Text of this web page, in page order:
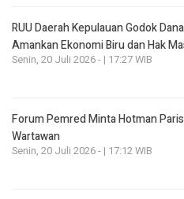
RUU Daerah Kepulauan Godok
Amankan Ekonomi Biru dan Hak
Senin, 20 Juli 2026 - | 17:27 WIB
Forum Pemred Minta Hotman
Wartawan
Senin, 20 Juli 2026 - | 17:12 WIB